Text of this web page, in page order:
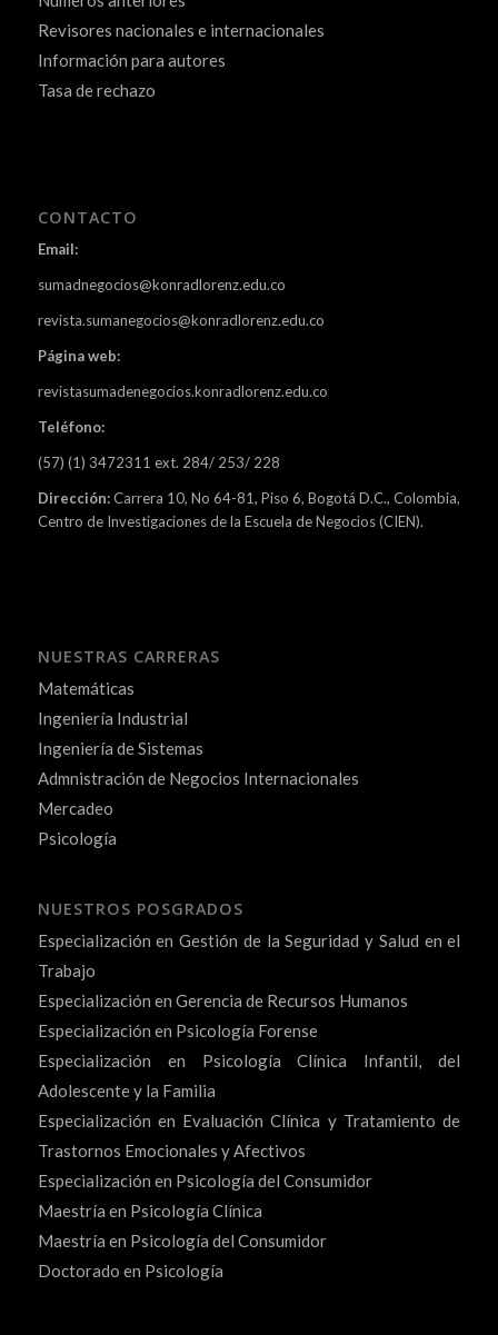
Revisores nacionales e internacionales
Información para autores
Tasa de rechazo
CONTACTO
Email:
sumadnegocios@konradlorenz.edu.co
revista.sumanegocios@konradlorenz.edu.co
Página web:
revistasumadenegocios.konradlorenz.edu.co
Teléfono:
(57) (1) 3472311 ext. 284/ 253/ 228
Dirección:Carrera 10, No 64-81, Piso 6, Bogotá D.C., Colombia,
Centro de Investigaciones de la Escuela de Negocios (CIEN).
NUESTRAS CARRERAS
Matemáticas
Ingeniería Industrial
Ingeniería de Sistemas
Admnistración de Negocios Internacionales
Mercadeo
Psicología
NUESTROS POSGRADOS
Especialización en Gestión de la Seguridad y Salud en el
Trabajo
Especialización en Gerencia de Recursos Humanos
Especialización en Psicología Forense
Especialización en Psicología Clínica Infantil, del
Adolescente y la Familia
Especialización en Evaluación Clínica y Tratamiento de
Trastornos Emocionales y Afectivos
Especialización en Psicología del Consumidor
Maestría en Psicología Clínica
Maestría en Psicología del Consumidor
Doctorado en Psicología